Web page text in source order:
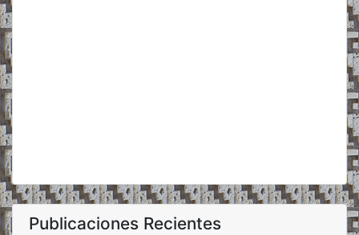
Publicaciones Recientes